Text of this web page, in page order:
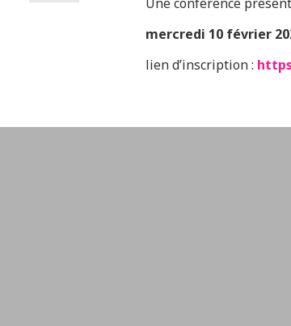
mercredi 10 février
lien d’inscription :